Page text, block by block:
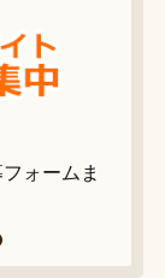
ォームま